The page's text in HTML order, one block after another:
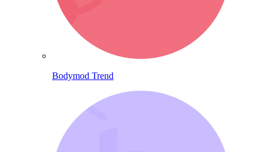
Bodymod Trend